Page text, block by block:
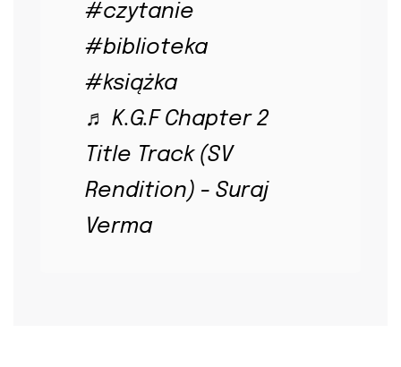
#czytanie
#biblioteka
#książka
♬ K.G.F Chapter 2
Title Track (SV
Rendition) - Suraj
Verma